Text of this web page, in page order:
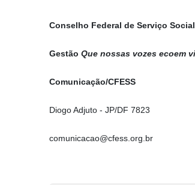
Conselho Federal de Serviço Social
GestãoQue nossas vozes ecoem
Comunicação/CFESS
Diogo Adjuto - JP/DF 7823
comunicacao@cfess.org.br